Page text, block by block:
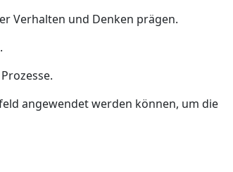
Verhalten und Denken prägen.
angewendet werden können, um die